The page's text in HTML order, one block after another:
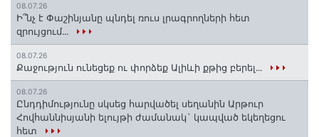
08.07.26
Ի՞նչ է Փաշինյանը պնդել ռուս լրագրողների հետ
զրույցում․․․
08.07.26
Քաջություն ունեցեք ու փորձեք Ալիևի քթից բերել․․․
08.07.26
Ընդդիմությունը սկսեց հարվածել սեղանին Արթուր
Հովհաննիսյանի ելույթի ժամանակ` կապված եկեղեցու
հետ